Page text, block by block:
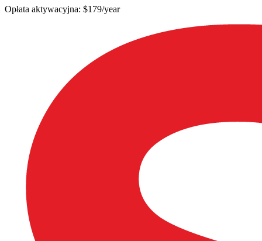
Opłata aktywacyjna: $179/year